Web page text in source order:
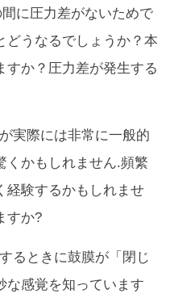
に圧力差がないためで
どうなるでしょうか？本
すか？圧力差が発生する
実際には非常に一般的
くかもしれません.頻繁
経験するかもしれませ
すか?
るときに鼓膜が「閉じ
な感覚を知っています